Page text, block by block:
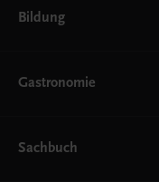
Bildung
AHS
EWF/ZWF
FW
Gastronomie
Getränke
Sachbuch